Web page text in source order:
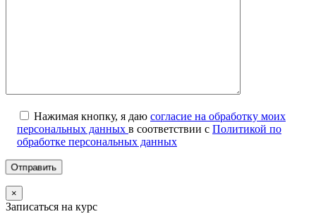
Нажимая кнопку, я даю согласие на обработку моих
персональных данных в соответствии с Политикой по
обработке персональных данных
×
Записаться на курс